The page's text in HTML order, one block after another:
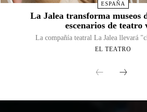
ESPAÑA
La Jalea transforma museos
escenarios de teatro
La compañía teatral La Jalea llevará
EL TEATRO